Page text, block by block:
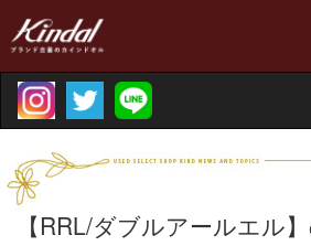
【RRL/ダブルアールエル